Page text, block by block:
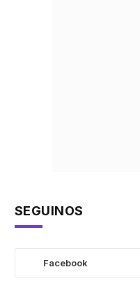
SEGUINOS
Facebook